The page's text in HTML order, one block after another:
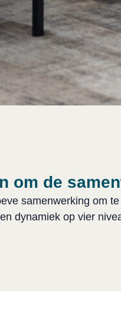
om de
samenwerking om
dynamiek op vier